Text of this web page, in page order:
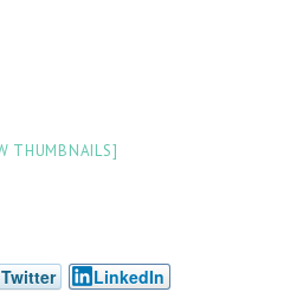
THUMBNAILS]
Twitter LinkedIn